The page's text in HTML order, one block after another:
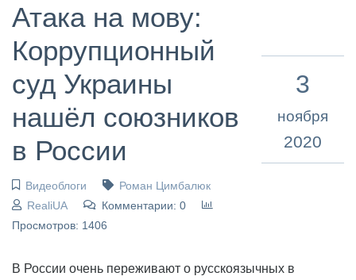
Атака на мову:
Коррупционный
суд Украины
нашёл союзников
в России
Видеоблоги
Роман Цимбалюк
RealiUA
Комментарии: 0
Просмотров: 1406
3
ноября
2020
В России очень переживают о русскоязычных в